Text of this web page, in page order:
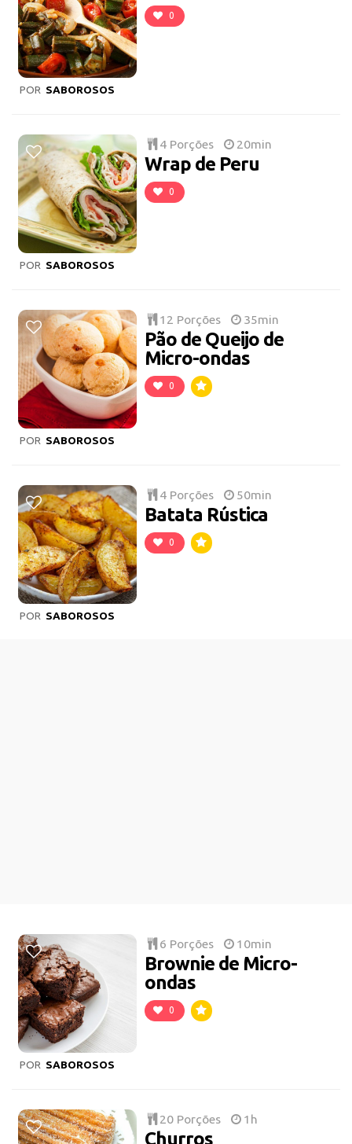
0
POR SABOROSOS
4 Porções 20min
Wrap de Peru
0
POR SABOROSOS
12 Porções 35min
Pão de Queijo de
Micro-ondas
0
POR SABOROSOS
4 Porções 50min
Batata Rústica
0
POR SABOROSOS
6 Porções 10min
Brownie de Micro-
ondas
0
POR SABOROSOS
20 Porções 1h
Churros